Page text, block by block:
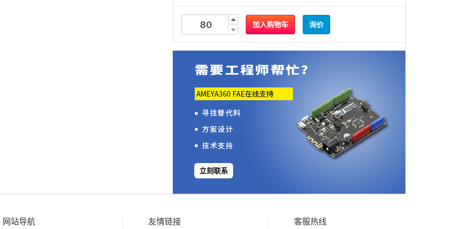
加入购物车 询价
立刻联系
网站导航 友情链接 客服热线